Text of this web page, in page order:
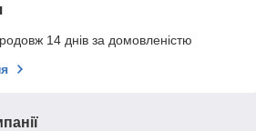
14 днів за домовленістю